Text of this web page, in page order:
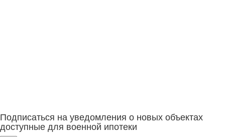
Подписаться на уведомления о новых объектах
доступные для военной ипотеки